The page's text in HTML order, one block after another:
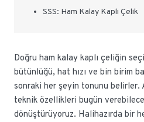
SSS: Ham Kalay Kaplı Çelik
Doğru ham kalay kaplı çeliğin
bütünlüğü, hat hızı ve bin birim
sonraki her şeyin tonunu belirler.
teknik özellikleri bugün
dönüştürüyoruz. Halihazırda bir